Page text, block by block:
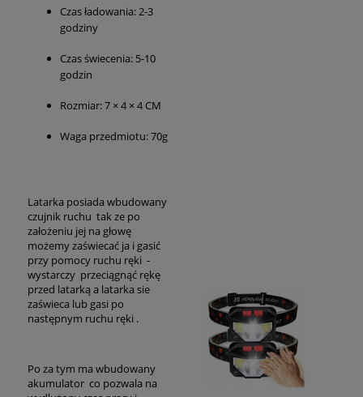
Czas ładowania: 2-3
godziny
Czas świecenia: 5-10
godzin
Rozmiar: 7 × 4 × 4 CM
Waga przedmiotu: 70g
Latarka posiada wbudowany
czujnik ruchu tak ze po
założeniu jej na głowę
możemy zaświecać ja i gasić
przy pomocy ruchu ręki -
wystarczy przeciągnąć rękę
przed latarką a latarka sie
zaświeca lub gasi po
następnym ruchu ręki .
Po za tym ma wbudowany
akumulator co pozwala na